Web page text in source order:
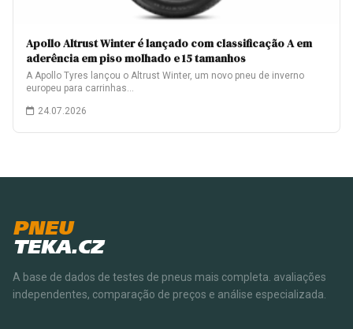
Apollo Altrust Winter é lançado com classificação A em
aderência em piso molhado e 15 tamanhos
A Apollo Tyres lançou o Altrust Winter, um novo pneu de inverno
europeu para carrinhas…
24.07.2026
PNEU
TEKA.CZ
A base de dados de testes de pneus mais completa. avaliações
independentes, comparação de preços e análise especializada.